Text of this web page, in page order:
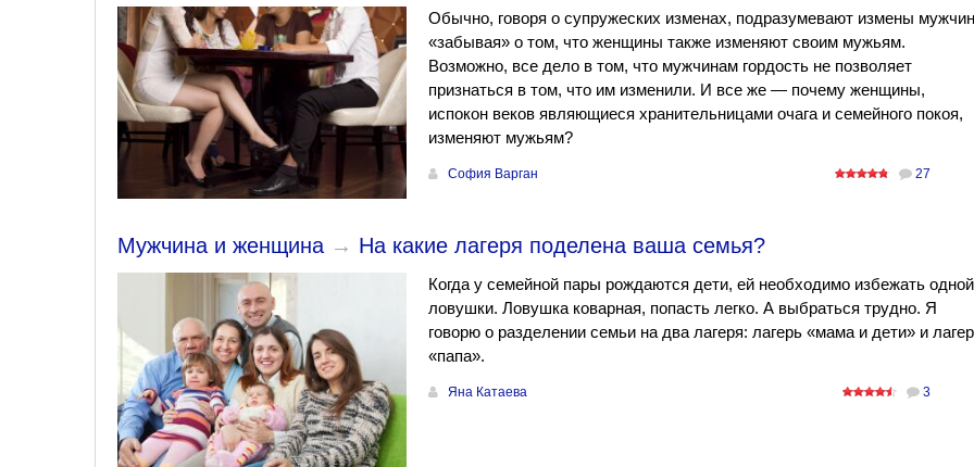
Обычно, говоря о супружеских изменах, подразумевают измены
«забывая» о том, что женщины также изменяют своим мужьям.
Возможно, все дело в том, что мужчинам гордость не позволяет
признаться в том, что им изменили. И все же — почему женщины,
испокон веков являющиеся хранительницами очага и семейного покоя,
изменяют мужьям?
София Варган 27
Мужчина и женщина → На какие лагеря поделена ваша семья?
Когда у семейной пары рождаются дети, ей необходимо избежать одной
ловушки. Ловушка коварная, попасть легко. А выбраться трудно. Я
говорю о разделении семьи на два лагеря: лагерь «мама и дети» и
«папа».
Яна Катаева 3